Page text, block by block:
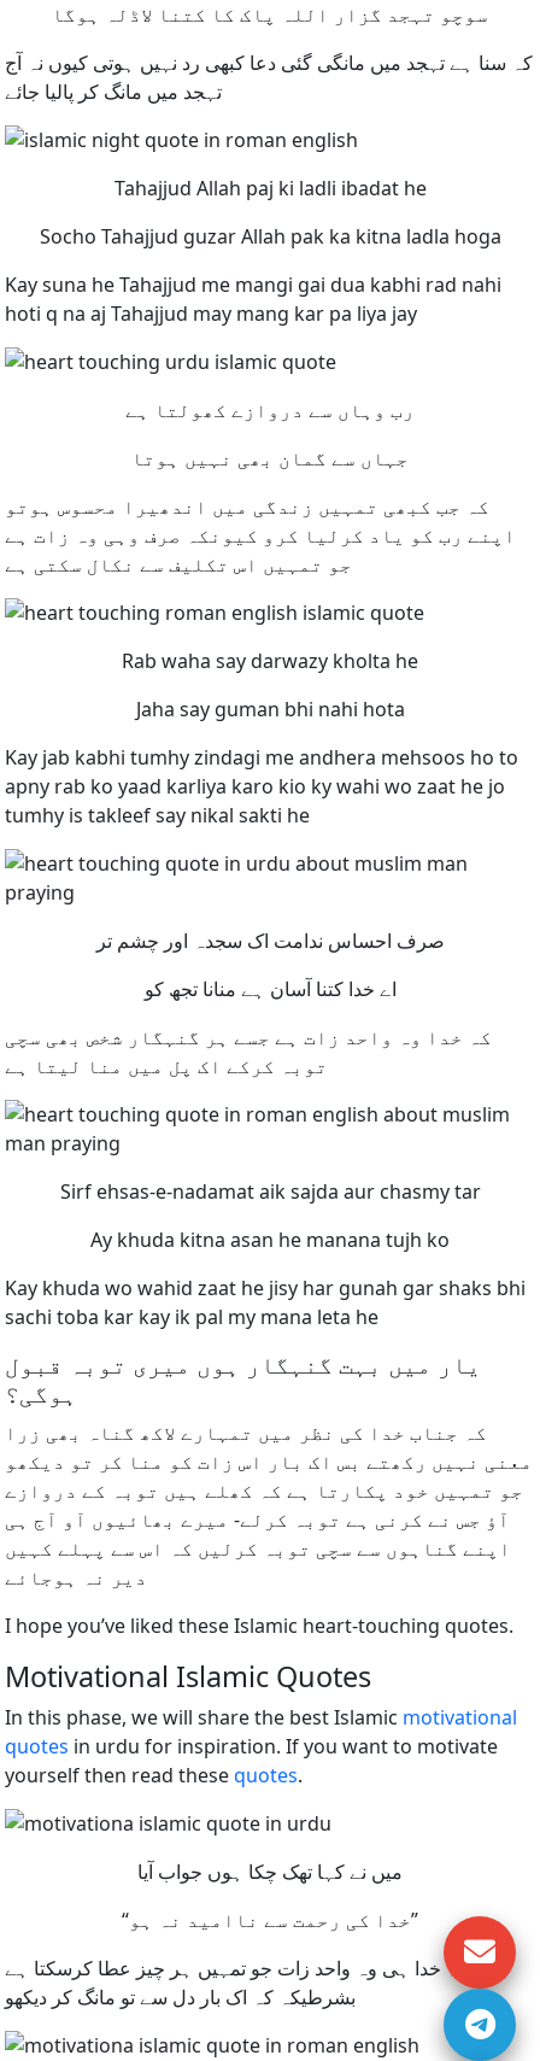
سوچو تہجد گزار اللہ پاک کا کتنا لاڈلہ ہوگا
کہ سنا ہے تہجد میں مانگی گئی دعا کبھی رد نہیں ہوتی کیوں نہ آج
تہجد میں مانگ کر پالیا جائے
Tahajjud Allah paj ki ladli ibadat he
Socho Tahajjud guzar Allah pak ka kitna ladla hoga
Kay suna he Tahajjud me mangi gai dua kabhi rad nahi
hoti q na aj Tahajjud may mang kar pa liya jay
رب وہاں سے دروازے کھولتا ہے
جہاں سے گمان بھی نہیں ہوتا
کہ جب کبھی تمہیں زندگی میں اندھیرا محسوس ہوتو
اپنے رب کو یاد کرلیا کرو کیونکہ صرف وہی وہ زات ہے
جو تمہیں اس تکلیف سے نکال سکتی ہے
Rab waha say darwazy kholta he
Jaha say guman bhi nahi hota
Kay jab kabhi tumhy zindagi me andhera mehsoos ho to
apny rab ko yaad karliya karo kio ky wahi wo zaat he jo
tumhy is takleef say nikal sakti he
صرف احساس ندامت اک سجدہ اور چشم تر
اے خدا کتنا آسان ہے منانا تجھ کو
کہ خدا وہ واحد زات ہے جسے ہر گنہگار شخص بھی سچی
توبہ کرکے اک پل میں منا لیتا ہے
Sirf ehsas-e-nadamat aik sajda aur chasmy tar
Ay khuda kitna asan he manana tujh ko
Kay khuda wo wahid zaat he jisy har gunah gar shaks bhi
sachi toba kar kay ik pal my mana leta he
یار میں بہت گنہگار ہوں میری توبہ قبول
ہوگی؟
کہ جناب خدا کی نظر میں تمہارے لاکھ گناہ بھی زرا
معنی نہیں رکھتے بس اک بار اس زات کو منا کر تو دیکھو
جو تمہیں خود پکارتا ہے کہ کھلے ہیں توبہ کے دروازے
آؤ جس نے کرنی ہے توبہ کرلے- میرے بھائیوں آو آج ہی
اپنے گناہوں سے سچی توبہ کرلیں کہ اس سے پہلے کہیں
دیر نہ ہوجائے
I hope you’ve liked these Islamic heart-touching quotes.
Motivational Islamic Quotes
In this phase, we will share the best Islamic motivational
quotes in urdu for inspiration. If you want to motivate
yourself then read thesequotes.
میں نے کہا تھک چکا ہوں جواب آیا
“خدا کی رحمت سے ناامید نہ ہو”
کہ خدا ہی وہ واحد زات جو تمہیں ہر چیز عطا کرسکتا ہے
بشرطیکہ کہ اک بار دل سے تو مانگ کر دیکھو